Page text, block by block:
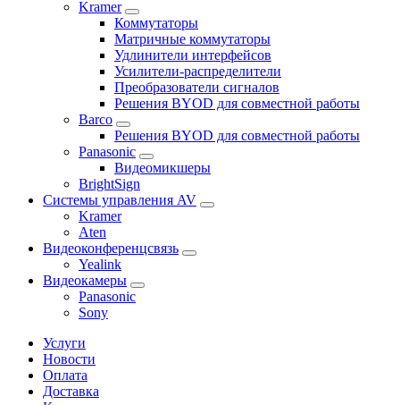
Kramer
Коммутаторы
Матричные коммутаторы
Удлинители интерфейсов
Усилители-распределители
Преобразователи сигналов
Решения BYOD для совместной работы
Barco
Решения BYOD для совместной работы
Panasonic
Видеомикшеры
BrightSign
Системы управления AV
Kramer
Aten
Видеоконференцсвязь
Yealink
Видеокамеры
Panasonic
Sony
Услуги
Новости
Оплата
Доставка